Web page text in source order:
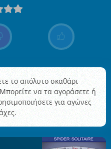
το απόλυτο σκαθάρι
να τα αγοράσετε ή
για αγώνες